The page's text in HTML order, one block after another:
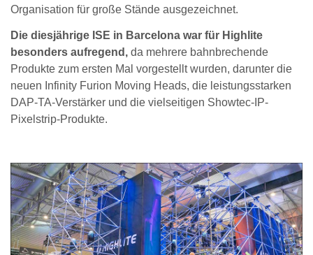
Organisation für große Stände ausgezeichnet.
Die diesjährige ISE in Barcelona war für Highlite
besonders aufregend, da mehrere bahnbrechende
Produkte zum ersten Mal vorgestellt wurden, darunter die
neuen Infinity Furion Moving Heads, die leistungsstarken
DAP-TA-Verstärker und die vielseitigen Showtec-IP-
Pixelstrip-Produkte.